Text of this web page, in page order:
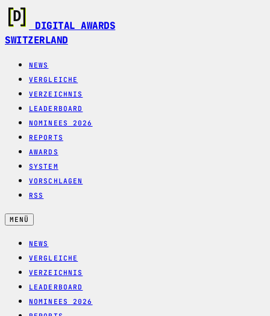
DIGITAL AWARDS
SWITZERLAND
NEWS
VERGLEICHE
VERZEICHNIS
LEADERBOARD
NOMINEES 2026
REPORTS
AWARDS
SYSTEM
VORSCHLAGEN
RSS
MENÜ
NEWS
VERGLEICHE
VERZEICHNIS
LEADERBOARD
NOMINEES 2026